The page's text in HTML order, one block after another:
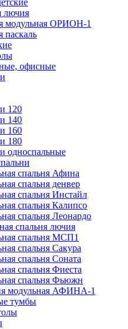
лючия
модульная ОРИОН-1
паскаль
офисные
120
140
160
180
односпальные
спальня Афина
спальня денвер
спальня Инстайл
спальня Калипсо
спальня Леонардо
спальня лючия
спальня МСП1
спальня Сакура
спальня Соната
спальня Фиеста
спальня Фьюжн
модульная АФИНА-1
тумбы